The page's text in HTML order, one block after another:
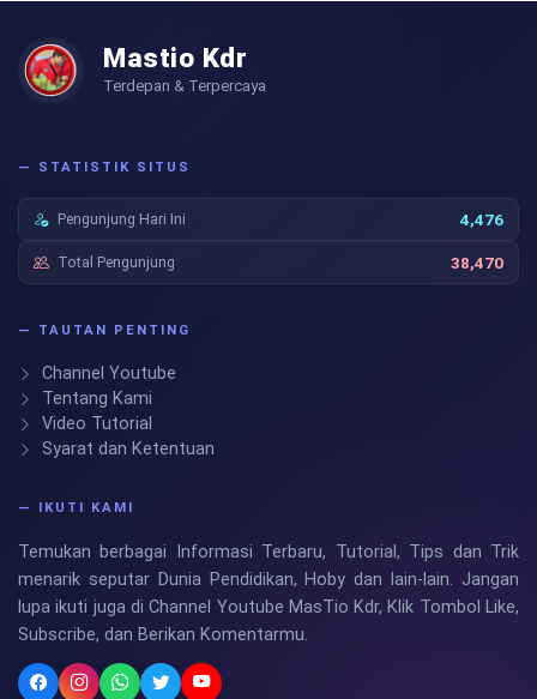
Mastio Kdr
Terdepan & Terpercaya
— STATISTIK SITUS
Pengunjung Hari Ini 4,476
Total Pengunjung 38,470
— TAUTAN PENTING
Channel Youtube
Tentang Kami
Video Tutorial
Syarat dan Ketentuan
— IKUTI KAMI
Temukan berbagai Informasi Terbaru, Tutorial, Tips dan Trik
menarik seputar Dunia Pendidikan, Hoby dan lain-lain. Jangan
lupa ikuti juga di Channel Youtube MasTio Kdr, Klik Tombol Like,
Subscribe, dan Berikan Komentarmu.